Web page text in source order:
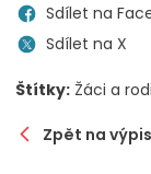
Sdílet na
Sdílet na X
Štítky: Žáci a
Zpět na výpis